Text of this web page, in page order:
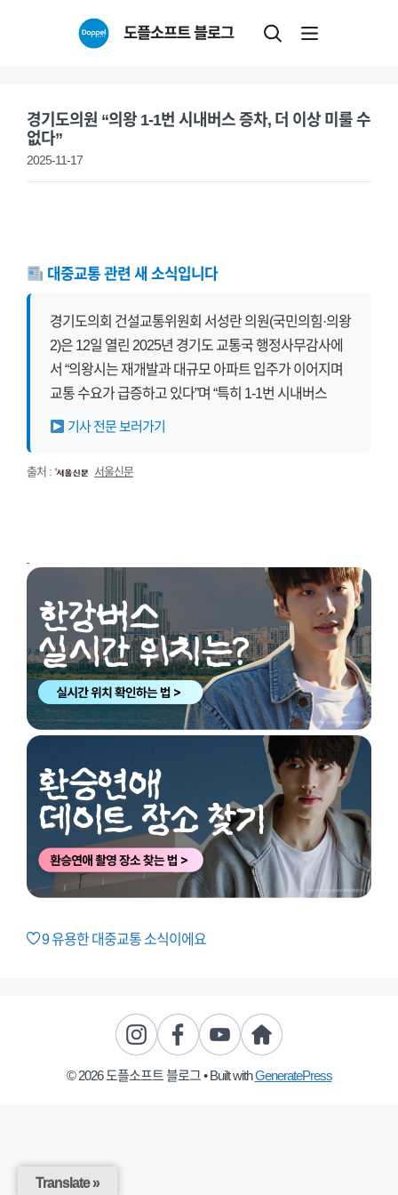
도플소프트 블로그
경기도의원 “의왕 1-1번 시내버스 증차, 더 이상 미룰 수
없다”
2025-11-17
대중교통 관련 새 소식입니다
경기도의회 건설교통위원회 서성란 의원(국민의힘·의왕
2)은 12일 열린 2025년 경기도 교통국 행정사무감사에
서 “의왕시는 재개발과 대규모 아파트 입주가 이어지며
교통 수요가 급증하고 있다”며 “특히 1-1번 시내버스
기사 전문 보러가기
출처 : 서울신문
9유용한 대중교통 소식이에요
© 2026 도플소프트 블로그• Built withGeneratePress
Translate »